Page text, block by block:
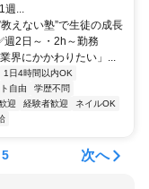
週...
えない塾”で生徒の成長
週2日～・2h～勤務
界にかかわりたい」...
1日4時間以内OK
自由
学歴不問
迎 経験者歓迎
ネイルOK
5 次へ